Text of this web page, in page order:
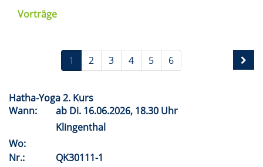
Vorträge
1 2 3 4 5 6
Hatha-Yoga 2. Kurs
Wann:
ab Di. 16.06.2026, 18.30 Uhr
Klingenthal
Wo:
Nr.:
QK30111-1